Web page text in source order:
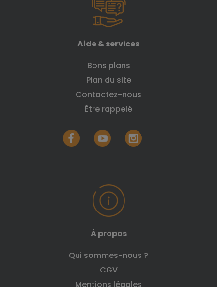
Aide & services
Bons plans
Plan du site
Contactez-nous
Être rappelé
À propos
Qui sommes-nous ?
CGV
Mentions légales